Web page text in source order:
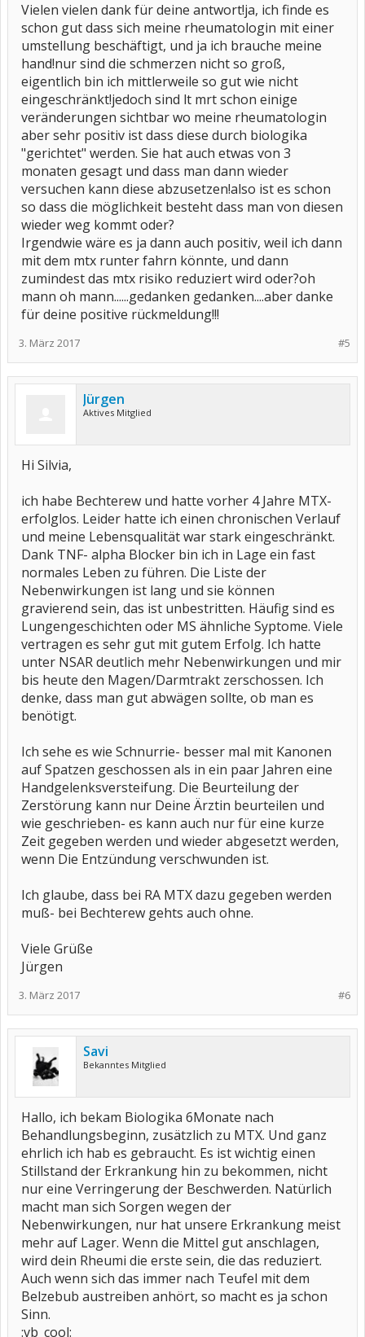
behandelt werden zu können. Bevor dauerhafte Schäden
entstehen. Meine Rheumatologin ist auch so eine Verfechterin und
fackelt nicht lange.
Viele Biologicals gibt es nun auch schon seit vielen Jahren auf dem
Markt. Es gibt etliche Studien über Sicherheit und Nutzen usw.
Als ich damals mit Biologicals anfing, wollte ich zuerst auch nicht.
Mir war das "altbekannte" MTX lieber. Da wusste man was man
hatte. Die Biologicals waren noch nicht lange auf dem Patienten los
gelassen worden und ich hatte Angst vor Spätfolgen.
Und trotzdem habe ich mich auf darauf eingelassen. Und ich habe
es auch 12 Jahren später noch nicht bereut.
Sehe als Chance an der modernen Medizin teilhaben zu können
und auch davon zu profitieren.
Nebenwirkungen hat jedes Arzneimittel. Sogar ein falsches
Homöopathisches Mittel kann böse Folgen haben.
Ich habe auch nicht alle Biologicals vertragen. Ich habe Allergien
usw. davon bekommen. Dann wurde es abgesetzt und ein anderes
wurde ausprobiert. Aber ich verdanke diesen Medikamenten eine
lange Zeit unbeschwerten Lebens. Nicht gesund oder geheilt aber
ein sehr lebenswertes Leben.
Vielen vielen dank für deine antwort!ja, ich finde es
schon gut dass sich meine rheumatologin mit einer
umstellung beschäftigt, und ja ich brauche meine
hand!nur sind die schmerzen nicht so groß,
eigentlich bin ich mittlerweile so gut wie nicht
eingeschränkt!jedoch sind lt mrt schon einige
veränderungen sichtbar wo meine rheumatologin
aber sehr positiv ist dass diese durch biologika
"gerichtet" werden. Sie hat auch etwas von 3
monaten gesagt und dass man dann wieder
versuchen kann diese abzusetzen!also ist es schon
so dass die möglichkeit besteht dass man von diesen
wieder weg kommt oder?
Irgendwie wäre es ja dann auch positiv, weil ich dann
mit dem mtx runter fahrn könnte, und dann
zumindest das mtx risiko reduziert wird oder?oh
mann oh mann......gedanken gedanken....aber danke
für deine positive rückmeldung!!!
#5
3. März 2017
Jürgen
Aktives Mitglied
Hi Silvia,
ich habe Bechterew und hatte vorher 4 Jahre MTX-
erfolglos. Leider hatte ich einen chronischen Verlauf
und meine Lebensqualität war stark eingeschränkt.
Dank TNF- alpha Blocker bin ich in Lage ein fast
normales Leben zu führen. Die Liste der
Nebenwirkungen ist lang und sie können
gravierend sein, das ist unbestritten. Häufig sind es
Lungengeschichten oder MS ähnliche Syptome. Viele
vertragen es sehr gut mit gutem Erfolg. Ich hatte
unter NSAR deutlich mehr Nebenwirkungen und mir
bis heute den Magen/Darmtrakt zerschossen. Ich
denke, dass man gut abwägen sollte, ob man es
benötigt.
Ich sehe es wie Schnurrie- besser mal mit Kanonen
auf Spatzen geschossen als in ein paar Jahren eine
Handgelenksversteifung. Die Beurteilung der
Zerstörung kann nur Deine Ärztin beurteilen und
wie geschrieben- es kann auch nur für eine kurze
Zeit gegeben werden und wieder abgesetzt werden,
wenn Die Entzündung verschwunden ist.
Ich glaube, dass bei RA MTX dazu gegeben werden
muß- bei Bechterew gehts auch ohne.
Viele Grüße
Jürgen
#6
3. März 2017
Savi
Bekanntes Mitglied
Hallo, ich bekam Biologika 6Monate nach
Behandlungsbeginn, zusätzlich zu MTX. Und ganz
ehrlich ich hab es gebraucht. Es ist wichtig einen
Stillstand der Erkrankung hin zu bekommen, nicht
nur eine Verringerung der Beschwerden. Natürlich
macht man sich Sorgen wegen der
Nebenwirkungen, nur hat unsere Erkrankung meist
mehr auf Lager. Wenn die Mittel gut anschlagen,
wird dein Rheumi die erste sein, die das reduziert.
Auch wenn sich das immer nach Teufel mit dem
Belzebub austreiben anhört, so macht es ja schon
Sinn.
:vb_cool: